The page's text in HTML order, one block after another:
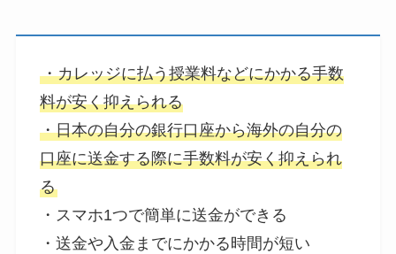
・カレッジに払う授業料などにかかる手数
料が安く抑えられる
・日本の自分の銀行口座から海外の自分の
口座に送金する際に手数料が安く抑えられ
る
・スマホ1つで簡単に送金ができる
・送金や入金までにかかる時間が短い